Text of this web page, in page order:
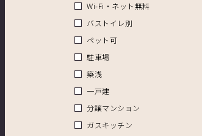
Wi-Fi・ネット無料
バストイレ別
ペット可
駐車場
築浅
一戸建
分譲マンション
ガスキッチン